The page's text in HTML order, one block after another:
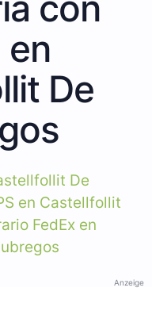
en
De
De
en Castellfollit
FedEx en
Anzeige